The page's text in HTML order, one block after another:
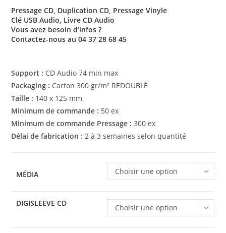
Pressage CD, Duplication CD, Pressage Vinyle
Clé USB Audio, Livre CD Audio
Vous avez besoin d’infos ?
Contactez-nous au 04 37 28 68 45
Support : CD Audio 74 min max
Packaging : Carton 300 gr/m² REDOUBLÉ
Taille : 140 x 125 mm
Minimum de commande : 50 ex
Minimum de commande Pressage : 300 ex
Délai de fabrication : 2 à 3 semaines selon quantité
MÉDIA Choisir une option
DIGISLEEVE CD Choisir une option